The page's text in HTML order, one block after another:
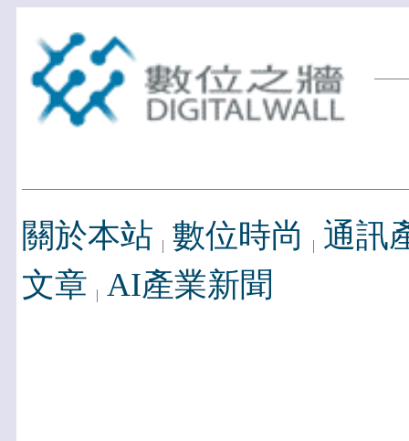
關於本站 數位時尚
通訊
文章 AI產業新聞